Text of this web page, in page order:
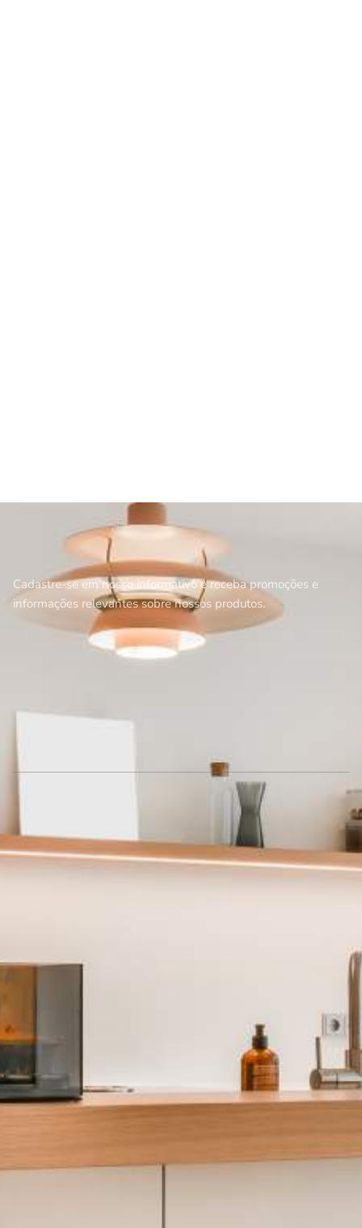
Cadastre-se em nosso informativo e receba promoções e
informações relevantes sobre nossos produtos.